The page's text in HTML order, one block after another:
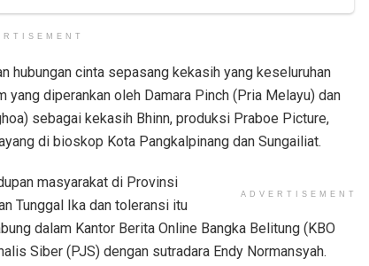
hubungan cinta sepasang kekasih yang keseluruhan
diperankan oleh Damara Pinch (Pria Melayu) dan
sebagai kekasih Bhinn, produksi Praboe Picture,
di bioskop Kota Pangkalpinang dan Sungailiat.
ADVERTISEMENT
masyarakat di Provinsi
Tunggal Ika dan toleransi itu
dalam Kantor Berita Online Bangka Belitung (KBO
Siber (PJS) dengan sutradara Endy Normansyah.